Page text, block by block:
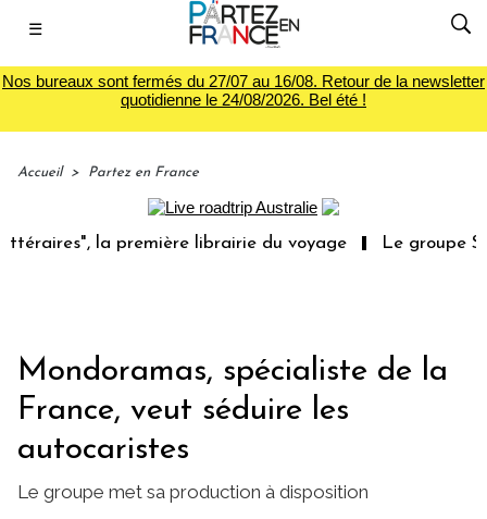
☰
Nos bureaux sont fermés du 27/07 au 16/08. Retour de la newsletter
quotidienne le 24/08/2026. Bel été !
Accueil > Partez en France
la première librairie du voyage Le groupe Sainte-
Mondoramas, spécialiste de la
France, veut séduire les
autocaristes
Le groupe met sa production à disposition